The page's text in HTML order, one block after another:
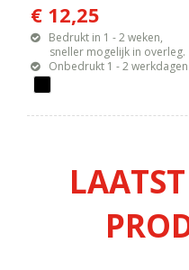
€ 12,25
Bedrukt in 1 - 2 weken,
sneller mogelijk in overleg.
Onbedrukt 1 - 2 werkdagen.